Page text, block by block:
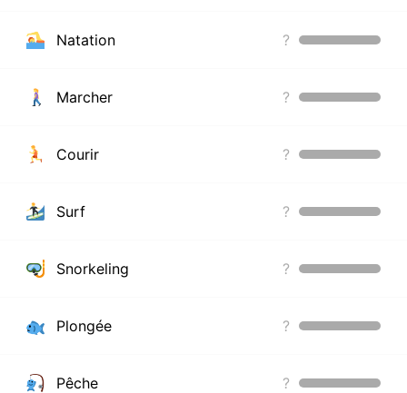
Natation ?
Marcher ?
Courir ?
Surf ?
Snorkeling ?
Plongée ?
Pêche ?